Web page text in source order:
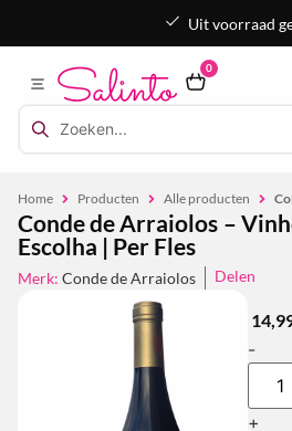
Uit voorraad
0
Home Producten Alle producten
Conde de Arraiolos –
Escolha | Per Fles
Merk: Conde de Arraiolos Delen
-
+